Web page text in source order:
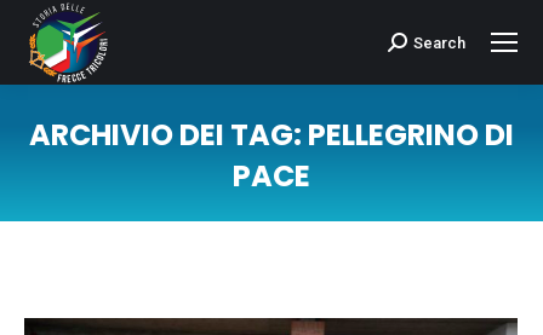
Cerca:Search
ARCHIVIO DEI TAG: PELLEGRINO DI
PACE